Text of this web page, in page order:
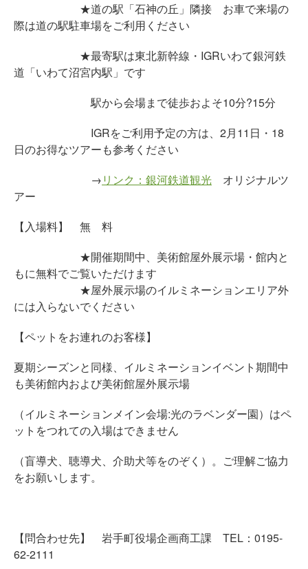
★道の駅「石神の丘」隣接 お車で来場の
際は道の駅駐車場をご利用ください
★最寄駅は東北新幹線・IGRいわて銀河鉄
道「いわて沼宮内駅」です
駅から会場まで徒歩およそ10分?15分
IGRをご利用予定の方は、2月11日・18
日のお得なツアーも参考ください
→リンク：銀河鉄道観光 オリジナルツ
アー
【入場料】 無 料
★開催期間中、美術館屋外展示場・館内と
もに無料でご覧いただけます
★屋外展示場のイルミネーションエリア外
には入らないでください
【ペットをお連れのお客様】
夏期シーズンと同様、イルミネーションイベント期間中
も美術館内および美術館屋外展示場
（イルミネーションメイン会場:光のラベンダー園）はペ
ットをつれての入場はできません
（盲導犬、聴導犬、介助犬等をのぞく）。ご理解ご協力
をお願いします。
【問合わせ先】 岩手町役場企画商工課 TEL：0195-
62-2111